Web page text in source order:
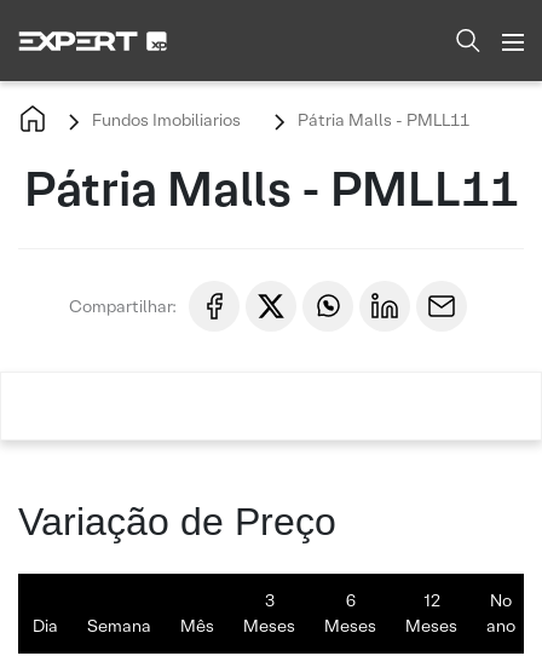
Fundos Imobiliarios Pátria Malls - PMLL11
Pátria Malls - PMLL11
Compartilhar:
Variação de Preço
Dia Semana Mês
3
Meses
6
Meses
12
Meses
No
ano